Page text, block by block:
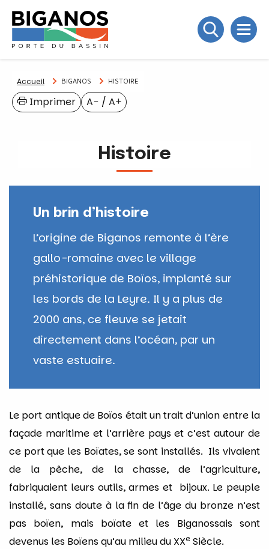
Accueil BIGANOS HISTOIRE
A− / A+
Imprimer
Histoire
Un brin d’histoire
L’origine de Biganos remonte à l’ère
gallo-romaine avec le village
préhistorique de Boïos, implanté sur
les bords de la Leyre. Il y a plus de
2000 ans, ce fleuve se jetait
directement dans l’océan, par un
vaste estuaire.
Le port antique de Boïos était un trait d’union entre la
façade maritime et l’arrière pays et c’est autour de
ce port que les Boïates, se sont installés. Ils vivaient
de la pêche, de la chasse, de l’agriculture,
fabriquaient leurs outils, armes et bijoux. Le peuple
installé, sans doute à la fin de l’âge du bronze n’est
pas boïen, mais boïate et les Biganossais sont
devenus les Boïens qu’au milieu du XXe Siècle.